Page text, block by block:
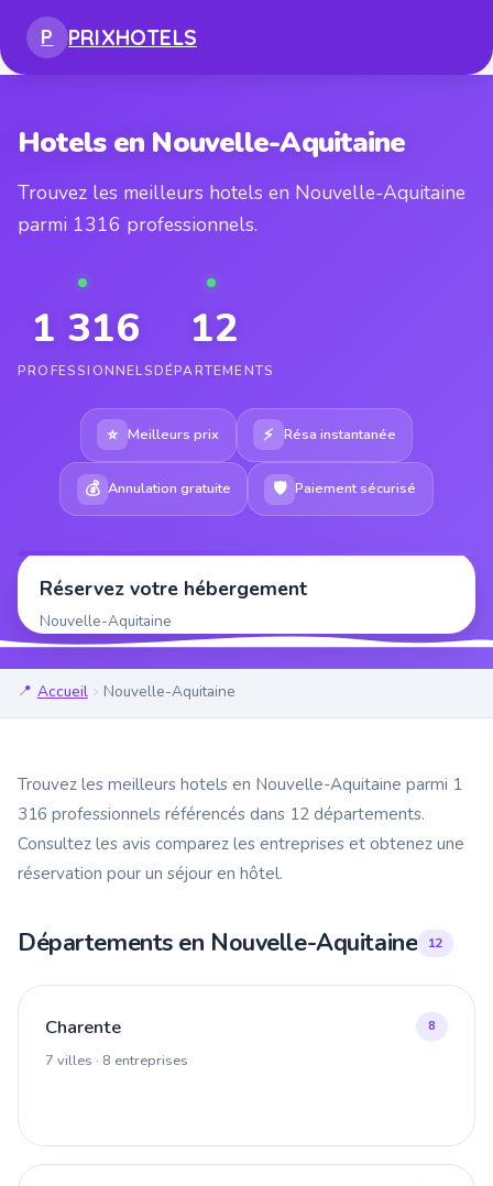
P PRIXHOTELS
Hotels en Nouvelle-Aquitaine
Trouvez les meilleurs hotels en Nouvelle-Aquitaine
parmi 1316 professionnels.
1 316
PROFESSIONNELS
12
DÉPARTEMENTS
⭐ Meilleurs prix ⚡ Résa instantanée
💰 Annulation gratuite 🛡 Paiement sécurisé
Réservez votre hébergement
Nouvelle-Aquitaine
Accueil Nouvelle-Aquitaine
Trouvez les meilleurs hotels en Nouvelle-Aquitaine parmi 1
316 professionnels référencés dans 12 départements.
Consultez les avis comparez les entreprises et obtenez une
réservation pour un séjour en hôtel.
Départements en Nouvelle-Aquitaine 12
Charente
7 villes · 8 entreprises
8